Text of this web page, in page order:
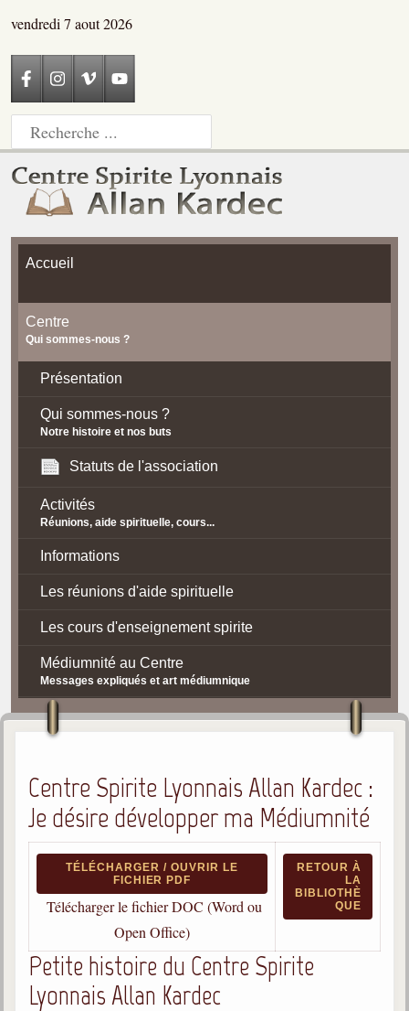
vendredi 7 aout 2026
Accueil
Centre
Qui sommes-nous ?
Présentation
Qui sommes-nous ?
Notre histoire et nos buts
Statuts de l'association
Activités
Réunions, aide spirituelle, cours...
Informations
Les réunions d'aide spirituelle
Les cours d'enseignement spirite
Médiumnité au Centre
Messages expliqués et art médiumnique
Contact / Accès
Spiritisme
La doctrine Spirite
Qu'est-ce que c'est ?
Les bases du spiritisme
Historique
Philosophie
La doctrine d'Allan Kardec
But des manifestations spirites
Centre Spirite Lyonnais Allan Kardec :
Je désire développer ma Médiumnité
TÉLÉCHARGER / OUVRIR LE
FICHIER PDF
Télécharger le fichier DOC (Word ou
Open Office)
RETOUR À
LA
BIBLIOTHÈ
QUE
Petite histoire du Centre Spirite
Lyonnais Allan Kardec